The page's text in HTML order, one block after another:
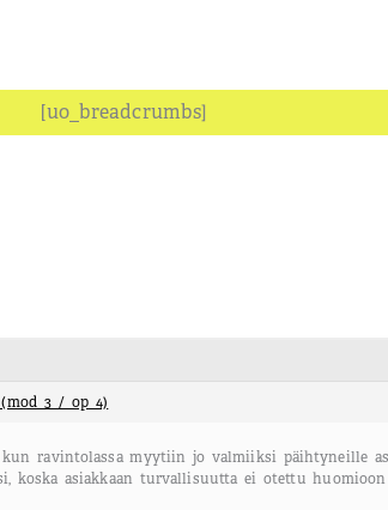
[uo_breadcrumbs]
3 / op 4)
kun ravintolassa myytiin jo valmiiksi päihtyneille
koska asiakkaan turvallisuutta ei otettu